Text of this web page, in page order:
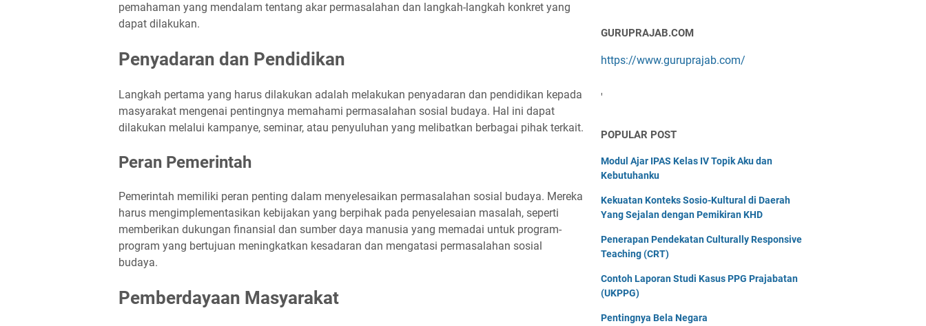
pemahaman yang mendalam tentang akar permasalahan dan langkah-langkah konkret yang
dapat dilakukan.
Penyadaran dan Pendidikan
Langkah pertama yang harus dilakukan adalah melakukan penyadaran dan pendidikan kepada
masyarakat mengenai pentingnya memahami permasalahan sosial budaya. Hal ini dapat
dilakukan melalui kampanye, seminar, atau penyuluhan yang melibatkan berbagai pihak terkait.
Peran Pemerintah
Pemerintah memiliki peran penting dalam menyelesaikan permasalahan sosial budaya. Mereka
harus mengimplementasikan kebijakan yang berpihak pada penyelesaian masalah, seperti
memberikan dukungan finansial dan sumber daya manusia yang memadai untuk program-
program yang bertujuan meningkatkan kesadaran dan mengatasi permasalahan sosial
budaya.
Pemberdayaan Masyarakat
GURUPRAJAB.COM
https://www.guruprajab.com/
'
POPULAR POST
Modul Ajar IPAS Kelas IV Topik Aku dan
Kebutuhanku
Kekuatan Konteks Sosio-Kultural di Daerah
Yang Sejalan dengan Pemikiran KHD
Penerapan Pendekatan Culturally Responsive
Teaching (CRT)
Contoh Laporan Studi Kasus PPG Prajabatan
(UKPPG)
Pentingnya Bela Negara